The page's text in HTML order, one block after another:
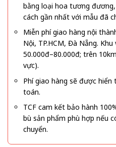
bằng loại hoa tương
cách gần nhất với mẫu đã
Miễn phí giao hàng nội
Nội, TP.HCM, Đà Nẵng.
50.000đ–80.000đ; trên
vực).
Phí giao hàng sẽ được
toán.
TCF cam kết bảo hành
bù sản phẩm phù hợp nếu
chuyển.